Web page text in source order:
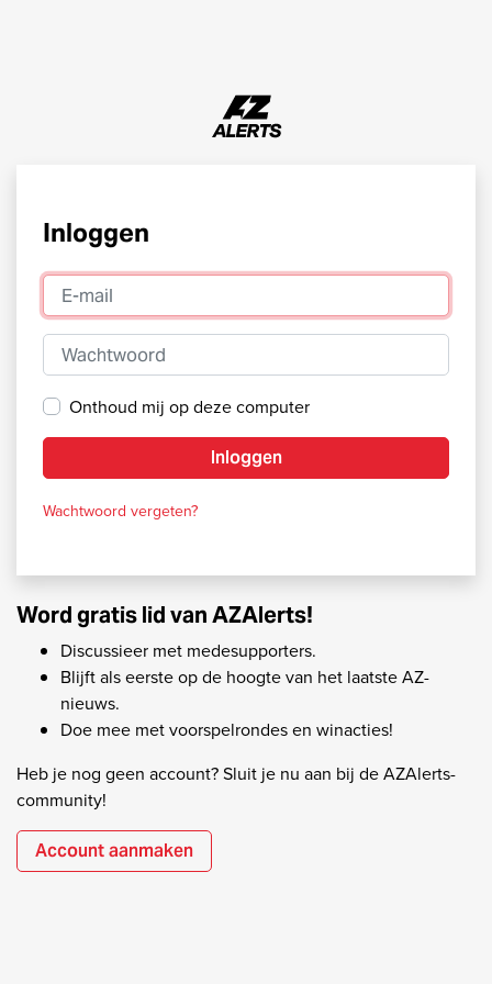
Inloggen
E-mail
Wachtwoord
Onthoud mij op deze computer
Inloggen
Wachtwoord vergeten?
Word gratis lid van AZAlerts!
Discussieer met medesupporters.
Blijft als eerste op de hoogte van het laatste AZ-
nieuws.
Doe mee met voorspelrondes en winacties!
Heb je nog geen account? Sluit je nu aan bij de AZAlerts-
community!
Account aanmaken